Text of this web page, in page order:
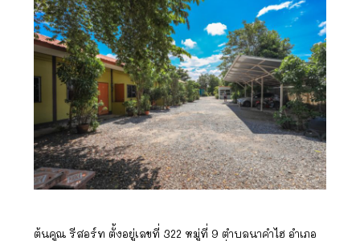
ต้นคูณ รีสอร์ท ตั้งอยู่เลขที่ 322 หมู่ที่ 9 ตำบลนาคำไฮ อำเภอ